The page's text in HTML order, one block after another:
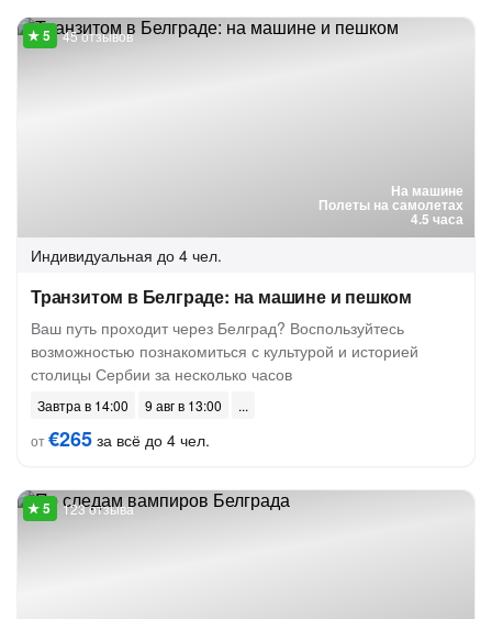
На машине
Полеты на самолетах
4.5 часа
45 отзывов
Индивидуальная до 4 чел.
Транзитом в Белграде: на машине и пешком
Ваш путь проходит через Белград? Воспользуйтесь
возможностью познакомиться с культурой и историей
столицы Сербии за несколько часов
Завтра в 14:00
9 авг в 13:00
от€265 за всё до 4 чел.
123 отзыва